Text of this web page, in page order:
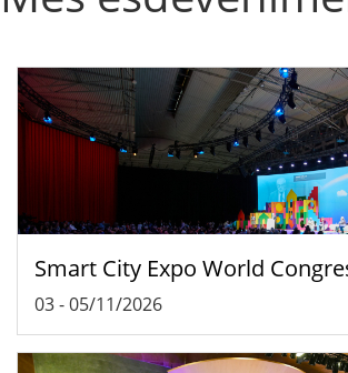
Smart City Expo World
03-05/11/2026